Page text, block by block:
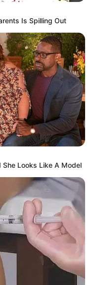
Surga
Votes)
Edit
Tulang Rusuk Menuju
26 April 2022. Web
sampai Sabtu jam 19:00
secara gratis jam
ketiga dan keempat
dan keenam tayang di
Is Spilling Out
Looks Like A Model